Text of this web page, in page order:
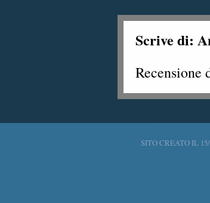
Scrive di:
Recensione
SITO CREATO IL